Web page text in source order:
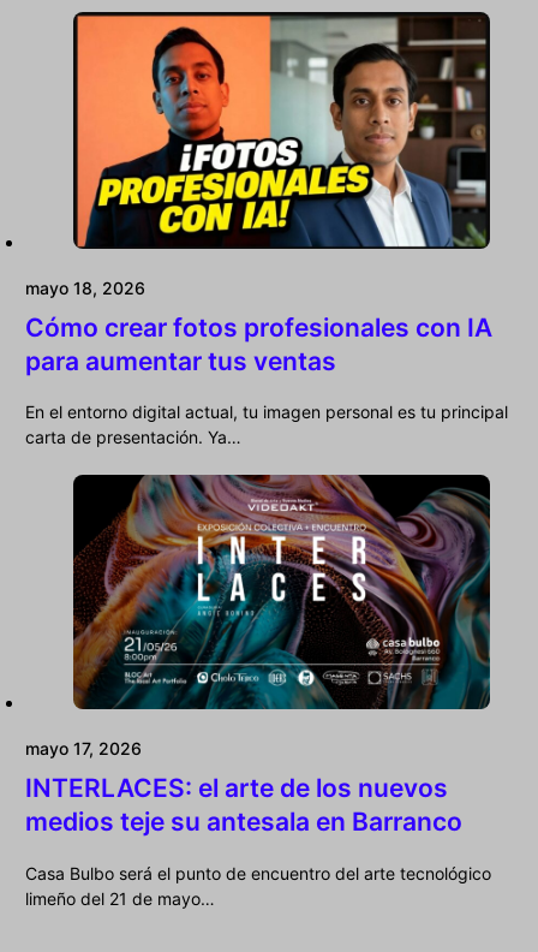
mayo 18, 2026
Cómo crear fotos profesionales con IA
para aumentar tus ventas
En el entorno digital actual, tu imagen personal es tu principal
carta de presentación. Ya…
mayo 17, 2026
INTERLACES: el arte de los nuevos
medios teje su antesala en Barranco
Casa Bulbo será el punto de encuentro del arte tecnológico
limeño del 21 de mayo…